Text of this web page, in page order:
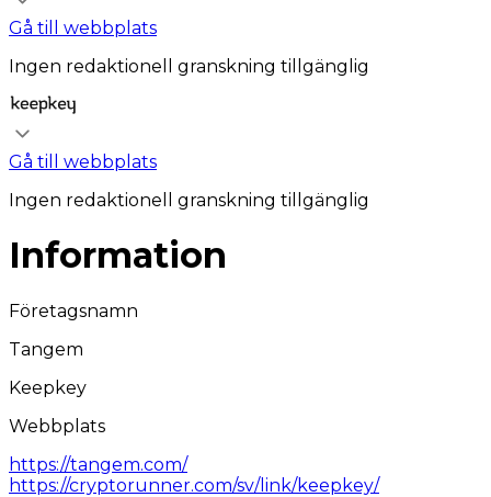
Gå till webbplats
Ingen redaktionell granskning tillgänglig
Gå till webbplats
Ingen redaktionell granskning tillgänglig
Information
Företagsnamn
Tangem
Keepkey
Webbplats
https://tangem.com/
https://cryptorunner.com/sv/link/keepkey/